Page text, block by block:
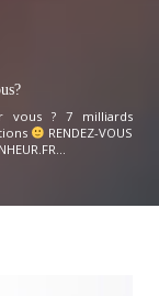
vous ? 7 milliards
RENDEZ-VOUS